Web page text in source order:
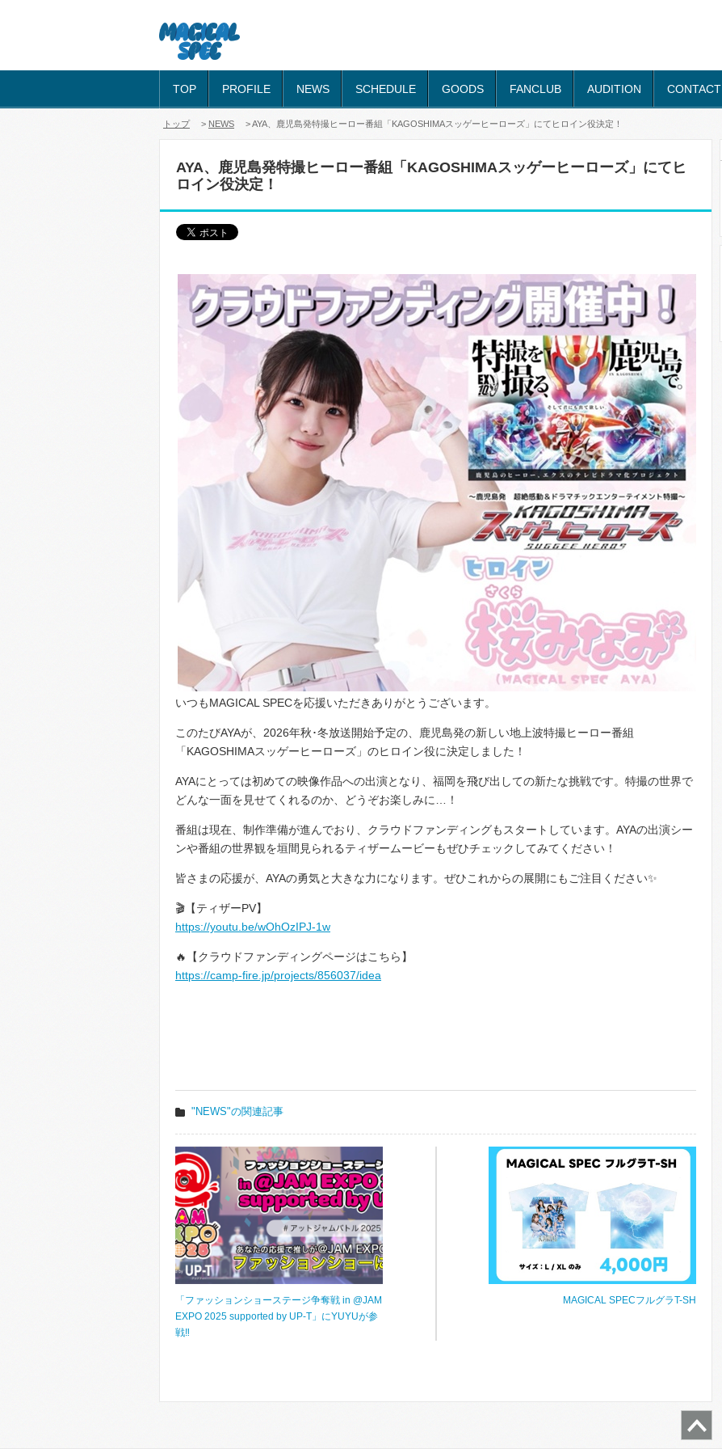
TOP PROFILE NEWS SCHEDULE GOODS FANCLUB AUDITION CONTACT
トップ > NEWS > AYA、鹿児島発特撮ヒーロー番組「KAGOSHIMAスッゲーヒーローズ」にてヒロイン役決定！
AYA、鹿児島発特撮ヒーロー番組「KAGOSHIMAスッゲーヒーローズ」にてヒ
ロイン役決定！
いつもMAGICAL SPECを応援いただきありがとうございます。
このたびAYAが、2026年秋･冬放送開始予定の、鹿児島発の新しい地上波特撮ヒーロー番組
「KAGOSHIMAスッゲーヒーローズ」のヒロイン役に決定しました！
AYAにとっては初めての映像作品への出演となり、福岡を飛び出しての新たな挑戦です。特撮の世界で
どんな一面を見せてくれるのか、どうぞお楽しみに…！
番組は現在、制作準備が進んでおり、クラウドファンディングもスタートしています。AYAの出演シー
ンや番組の世界観を垣間見られるティザームービーもぜひチェックしてみてください！
皆さまの応援が、AYAの勇気と大きな力になります。ぜひこれからの展開にもご注目ください✨
🎬【ティザーPV】
https://youtu.be/wOhOzIPJ-1w
🔥【クラウドファンディングページはこちら】
https://camp-fire.jp/projects/856037/idea
"NEWS"の関連記事
「ファッションショーステージ争奪戦 in @JAM
EXPO 2025 supported by UP-T」にYUYUが参
戦‼️
MAGICAL SPECフルグラT-SH